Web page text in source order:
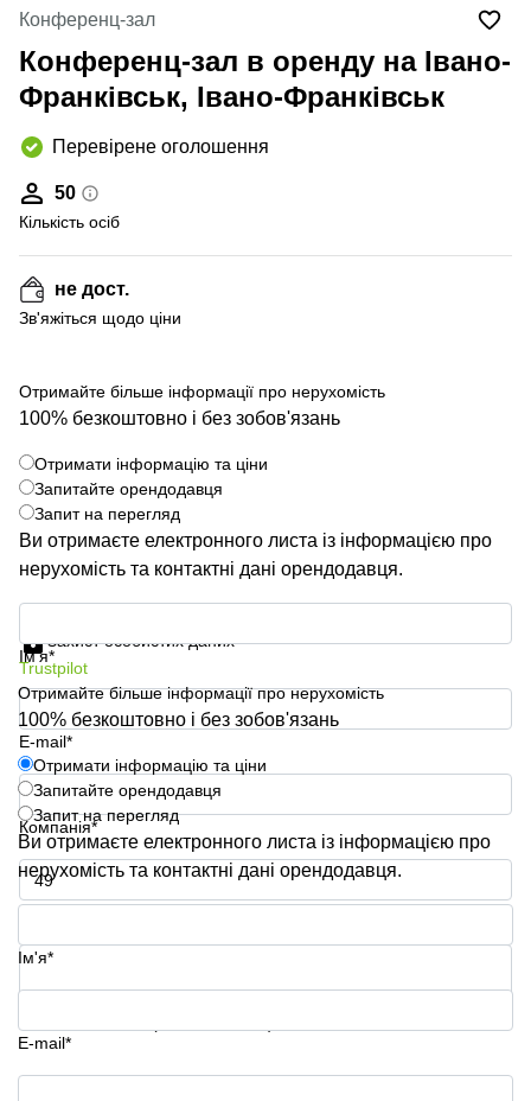
Конференц-зал
Конференц-зал в оренду на Івано-
Франківськ, Івано-Франківськ
Перевірене оголошення
50
Кількість осіб
не дост.
Зв'яжіться щодо ціни
Отримайте більше інформації про нерухомість
100% безкоштовно і без зобов'язань
Отримати інформацію та ціни
Запитайте орендодавця
Запит на перегляд
Ви отримаєте електронного листа із інформацією про
нерухомість та контактні дані орендодавця.
Ім'я*
E-mail*
Компанія*
Номер телефону*
Захист особистих даних
Trustpilot
Отримайте більше інформації про нерухомість
100% безкоштовно і без зобов'язань
Отримати інформацію та ціни
Запитайте орендодавця
Запит на перегляд
Ви отримаєте електронного листа із інформацією про
нерухомість та контактні дані орендодавця.
Ім'я*
E-mail*
Отримати інформацію та ціни